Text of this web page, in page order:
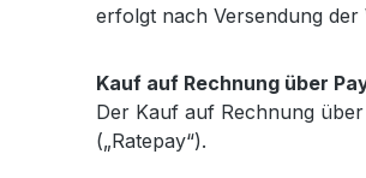
erfolgt nach Versendung der
Kauf auf Rechnung über
Der Kauf auf Rechnung
(„Ratepay“).